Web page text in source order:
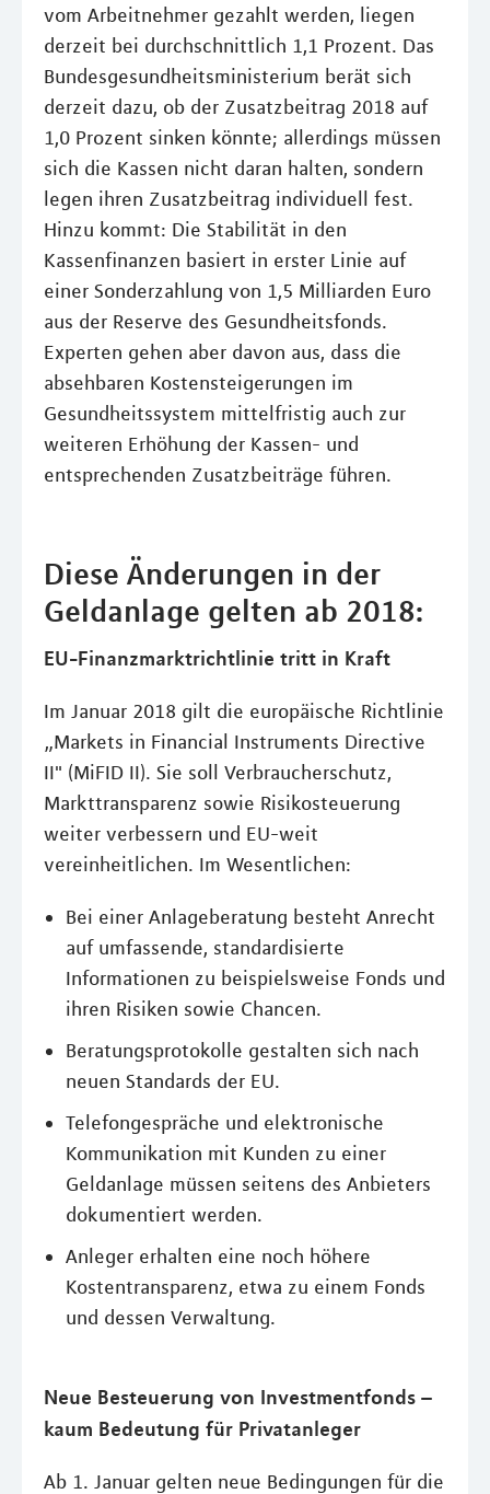
vom Arbeitnehmer gezahlt werden, liegen
derzeit bei durchschnittlich 1,1 Prozent. Das
Bundesgesundheitsministerium berät sich
derzeit dazu, ob der Zusatzbeitrag 2018 auf
1,0 Prozent sinken könnte; allerdings müssen
sich die Kassen nicht daran halten, sondern
legen ihren Zusatzbeitrag individuell fest.
Hinzu kommt: Die Stabilität in den
Kassenfinanzen basiert in erster Linie auf
einer Sonderzahlung von 1,5 Milliarden Euro
aus der Reserve des Gesundheitsfonds.
Experten gehen aber davon aus, dass die
absehbaren Kostensteigerungen im
Gesundheitssystem mittelfristig auch zur
weiteren Erhöhung der Kassen- und
entsprechenden Zusatzbeiträge führen.
Diese Änderungen in der
Geldanlage gelten ab 2018:
EU-Finanzmarktrichtlinie tritt in Kraft
Im Januar 2018 gilt die europäische Richtlinie
„Markets in Financial Instruments Directive
II" (MiFID II). Sie soll Verbraucherschutz,
Markttransparenz sowie Risikosteuerung
weiter verbessern und EU-weit
vereinheitlichen. Im Wesentlichen:
Bei einer Anlageberatung besteht Anrecht
auf umfassende, standardisierte
Informationen zu beispielsweise Fonds und
ihren Risiken sowie Chancen.
Beratungsprotokolle gestalten sich nach
neuen Standards der EU.
Telefongespräche und elektronische
Kommunikation mit Kunden zu einer
Geldanlage müssen seitens des Anbieters
dokumentiert werden.
Anleger erhalten eine noch höhere
Kostentransparenz, etwa zu einem Fonds
und dessen Verwaltung.
Neue Besteuerung von Investmentfonds –
kaum Bedeutung für Privatanleger
Ab 1. Januar gelten neue Bedingungen für die